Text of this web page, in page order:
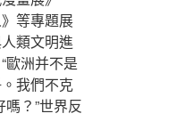
等專題展
類文明進
歐洲并不是
我們不克
？”世界反